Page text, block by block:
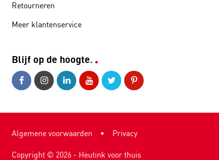
Retourneren
Meer klantenservice
Blijf op de hoogte.
Algemene voorwaarden • Privacy
Copyright © 2026 - Heutink voor thuis